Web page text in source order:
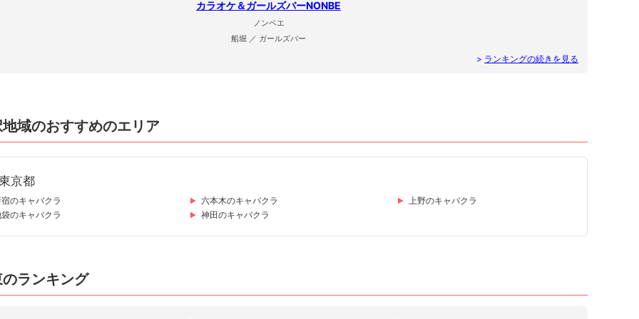
カラオケ＆ガールズバーNONBE
ノンベエ
船堀 ／ ガールズバー
> ランキングの続きを見る
域のおすすめのエリア
京都
のキャバクラ 六本木のキャバクラ
上野のキャバクラ
のキャバクラ
神田のキャバクラ
ランキング